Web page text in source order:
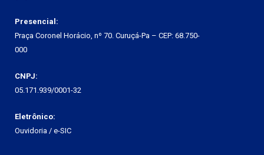
Presencial:
Praça Coronel Horácio, nº 70. Curuçá-Pa – CEP: 68.750-
000
CNPJ:
05.171.939/0001-32
Eletrônico:
Ouvidoria / e-SIC